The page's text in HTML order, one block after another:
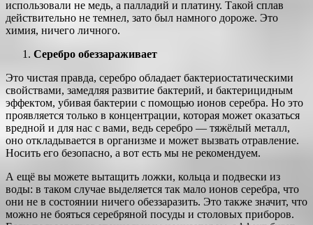
использовали не медь, а палладий и платину. Такой сплав
действительно не темнел, зато был намного дороже. Это
химия, ничего личного.
Серебро обеззараживает
Это чистая правда, серебро обладает бактериостатическими
свойствами, замедляя развитие бактерий, и бактерицидным
эффектом, убивая бактерии с помощью ионов серебра. Но это
проявляется только в концентрации, которая может оказаться
вредной и для нас с вами, ведь серебро — тяжёлый металл,
оно откладывается в организме и может вызвать отравление.
Носить его безопасно, а вот есть мы не рекомендуем.
А ещё вы можете вытащить ложки, кольца и подвески из
воды: в таком случае выделяется так мало ионов серебра, что
они не в состоянии ничего обеззаразить. Это также значит, что
можно не бояться серебряной посуды и столовых приборов.